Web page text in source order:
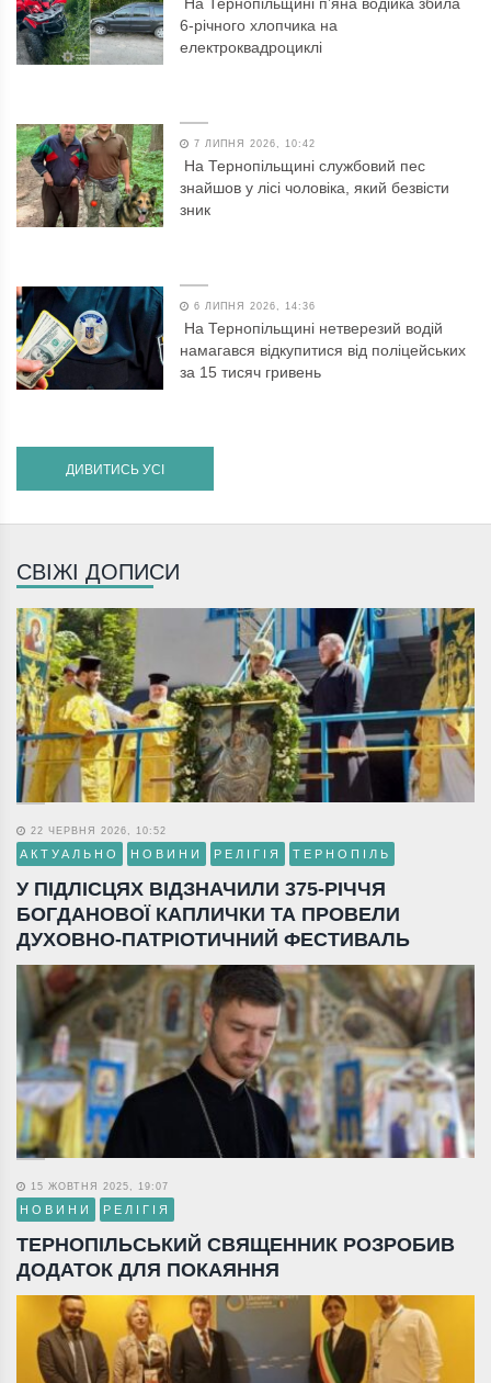
На Тернопільщині п’яна водійка збила
6-річного хлопчика на
електроквадроциклі
7 ЛИПНЯ 2026, 10:42
На Тернопільщині службовий пес
знайшов у лісі чоловіка, який безвісти
зник
6 ЛИПНЯ 2026, 14:36
На Тернопільщині нетверезий водій
намагався відкупитися від поліцейських
за 15 тисяч гривень
ДИВИТИСЬ УСІ
СВІЖІ ДОПИСИ
22 ЧЕРВНЯ 2026, 10:52
АКТУАЛЬНО НОВИНИ РЕЛІГІЯ ТЕРНОПІЛЬ
У ПІДЛІСЦЯХ ВІДЗНАЧИЛИ 375-РІЧЧЯ
БОГДАНОВОЇ КАПЛИЧКИ ТА ПРОВЕЛИ
ДУХОВНО-ПАТРІОТИЧНИЙ ФЕСТИВАЛЬ
15 ЖОВТНЯ 2025, 19:07
НОВИНИ РЕЛІГІЯ
ТЕРНОПІЛЬСЬКИЙ СВЯЩЕННИК РОЗРОБИВ
ДОДАТОК ДЛЯ ПОКАЯННЯ